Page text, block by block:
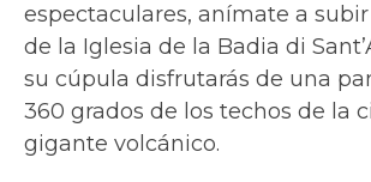
espectaculares, anímate a subir
de la Iglesia de la Badia di
su cúpula disfrutarás de una
360 grados de los techos de la
gigante volcánico.